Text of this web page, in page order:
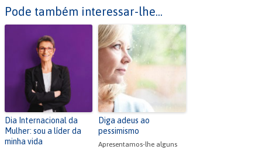
c
e
b
o
o
k
itt
er
er
es
at
s
A
p
p
ai
l
tF
ri
e
n
dl
y
h
ar
Pode também interessar-lhe...
Dia Internacional da
Mulher: sou a líder da
minha vida
Diga adeus ao
pessimismo
Apresentamos-lhe alguns